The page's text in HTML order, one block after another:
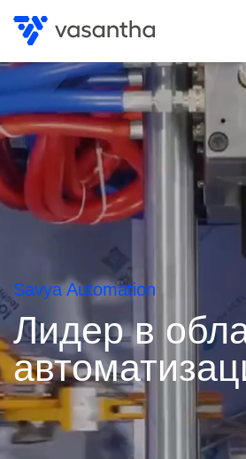
содержанию
Savya Automation
Лидер в